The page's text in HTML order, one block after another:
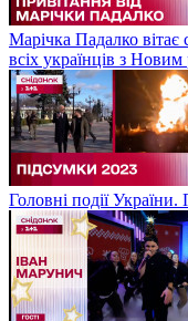
Марічка Падалко вітає
всіх українців з
Головні події